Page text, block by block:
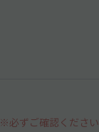
※必ずご確認ください